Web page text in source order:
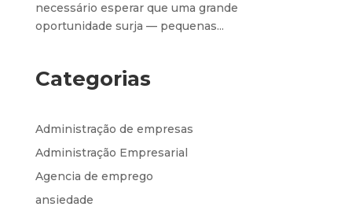
necessário esperar que uma grande
oportunidade surja — pequenas...
Categorias
Administração de empresas
Administração Empresarial
Agencia de emprego
ansiedade